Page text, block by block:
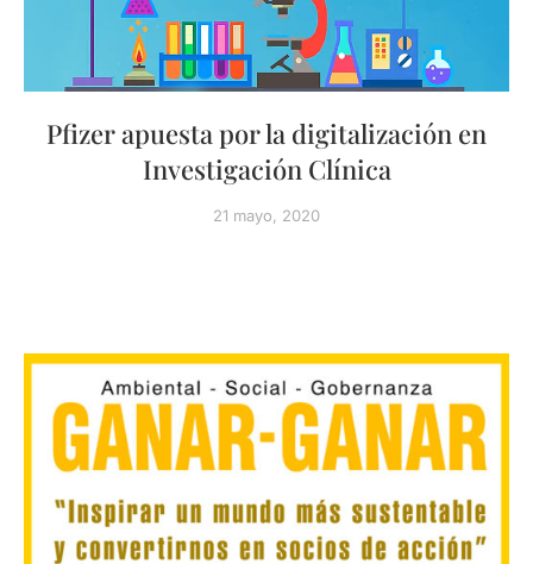
Pfizer apuesta por la digitalización en
Investigación Clínica
21 mayo, 2020